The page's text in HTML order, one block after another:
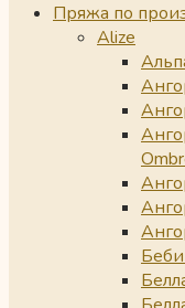
Пряжа по
Alize